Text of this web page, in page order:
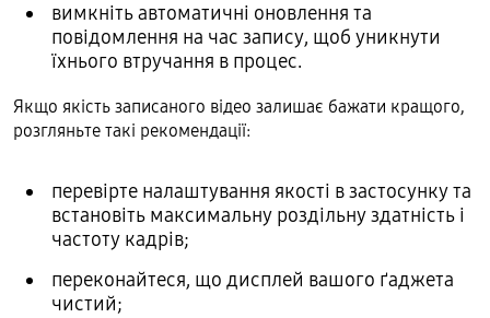
вимкніть автоматичні оновлення та
повідомлення на час запису, щоб уникнути
їхнього втручання в процес.
Якщо якість записаного відео залишає бажати кращого,
розгляньте такі рекомендації:
перевірте налаштування якості в застосунку та
встановіть максимальну роздільну здатність і
частоту кадрів;
переконайтеся, що дисплей вашого ґаджета
чистий;